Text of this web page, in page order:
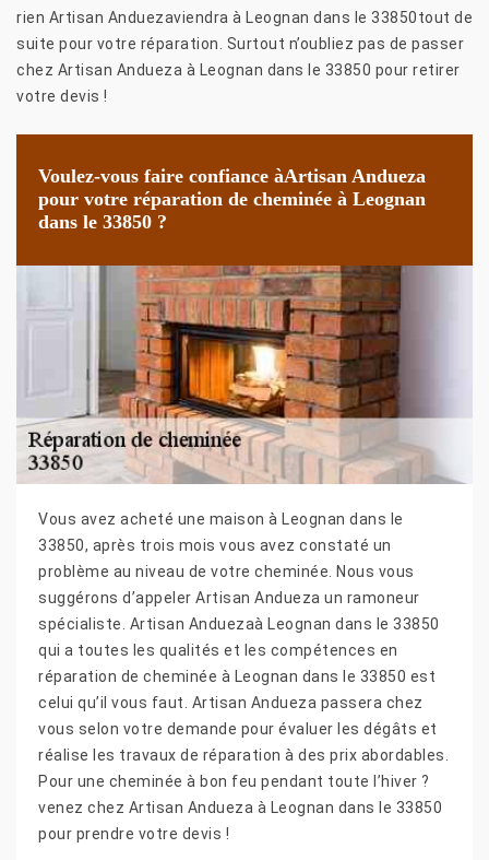
rien Artisan Anduezaviendra à Leognan dans le 33850tout de
suite pour votre réparation. Surtout n’oubliez pas de passer
chez Artisan Andueza à Leognan dans le 33850 pour retirer
votre devis !
Voulez-vous faire confiance àArtisan Andueza
pour votre réparation de cheminée à Leognan
dans le 33850 ?
Vous avez acheté une maison à Leognan dans le
33850, après trois mois vous avez constaté un
problème au niveau de votre cheminée. Nous vous
suggérons d’appeler Artisan Andueza un ramoneur
spécialiste. Artisan Anduezaà Leognan dans le 33850
qui a toutes les qualités et les compétences en
réparation de cheminée à Leognan dans le 33850 est
celui qu’il vous faut. Artisan Andueza passera chez
vous selon votre demande pour évaluer les dégâts et
réalise les travaux de réparation à des prix abordables.
Pour une cheminée à bon feu pendant toute l’hiver ?
venez chez Artisan Andueza à Leognan dans le 33850
pour prendre votre devis !